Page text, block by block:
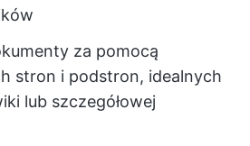
za pomocą
stron i podstron, idealnych
lub szczegółowej